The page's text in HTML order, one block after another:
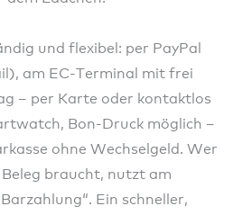
und flexibel: per PayPal
am EC‑Terminal mit frei
– per Karte oder kontaktlos
Bon‑Druck möglich –
ohne Wechselgeld. Wer
braucht, nutzt am
Ein schneller,